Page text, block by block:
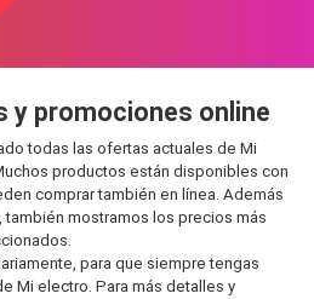
promociones online
todas las ofertas actuales de Mi
productos están disponibles con
comprar también en línea. Además
mostramos los precios más
para que siempre tengas
Mi electro. Para más detalles y